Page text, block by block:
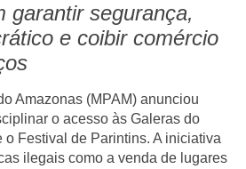
garantir segurança,
e coibir comércio
Amazonas (MPAM) anunciou
o acesso às Galeras do
o Festival de Parintins. A iniciativa
ilegais como a venda de lugares